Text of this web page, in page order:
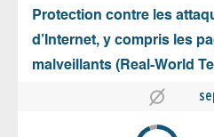
Protection contre les
d’Internet, y compris les
malveillants (Real-World